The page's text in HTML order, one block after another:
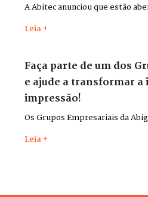
A Abitec anunciou que estão
gráficas”, com o consultor José
Leia +
Faça parte de um dos
e ajude a transformar a
impressão!
Os Grupos Empresariais da
apresentar soluções, trocar
Leia +